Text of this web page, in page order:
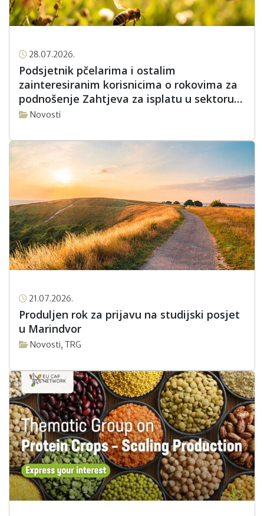
28.07.2026.
Podsjetnik pčelarima i ostalim
zainteresiranim korisnicima o rokovima za
podnošenje Zahtjeva za isplatu u sektoru
pčelarstva za intervencijsku godinu 2026.
Novosti
21.07.2026.
Produljen rok za prijavu na studijski posjet
u Marindvor
Novosti, TRG